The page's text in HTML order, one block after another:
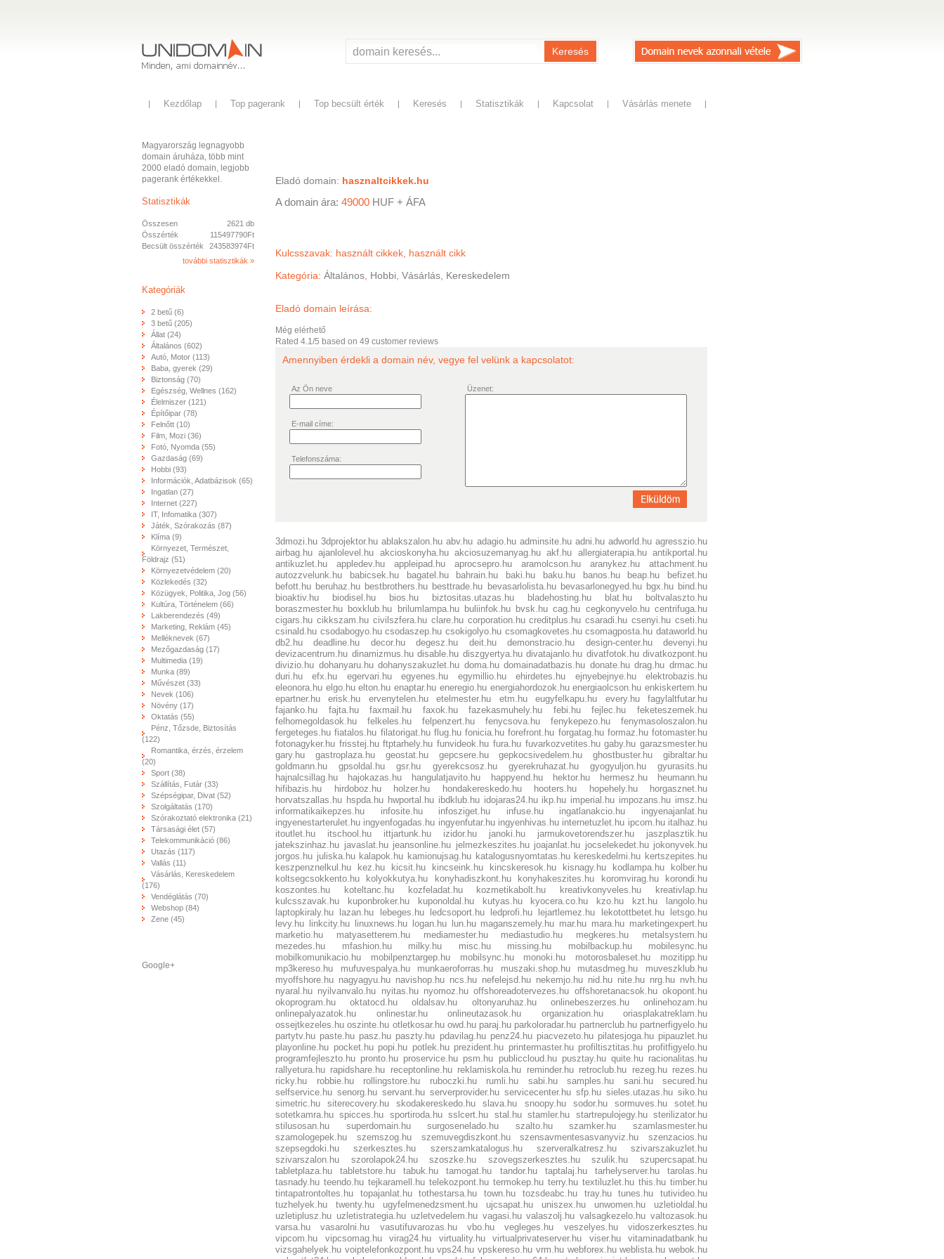
Keresés
Kezdőlap Top pagerank Top becsült érték Keresés Statisztikák Kapcsolat Vásárlás menete
Magyarország legnagyobb
domain áruháza, több mint
2000 eladó domain, legjobb
pagerank értékekkel.
Statisztikák
Összesen
2621 db
Összérték
115497790Ft
Becsült összérték
243583974Ft
további statisztikák »
Kategóriák
2 betű (6)
3 betű (205)
Állat (24)
Általános (602)
Autó, Motor (113)
Baba, gyerek (29)
Biztonság (70)
Egészség, Wellnes (162)
Élelmiszer (121)
Építőipar (78)
Felnőtt (10)
Film, Mozi (36)
Fotó, Nyomda (55)
Gazdaság (69)
Hobbi (93)
Információk, Adatbázisok (65)
Ingatlan (27)
Internet (227)
IT, Infomatika (307)
Játék, Szórakozás (87)
Klíma (9)
Környezet, Természet,
Földrajz (51)
Környezetvédelem (20)
Közlekedés (32)
Közügyek, Politika, Jog (56)
Kultúra, Történelem (66)
Lakberendezés (49)
Marketing, Reklám (45)
Melléknevek (67)
Mezőgazdaság (17)
Multimedia (19)
Munka (89)
Művészet (33)
Nevek (106)
Növény (17)
Oktatás (55)
Pénz, Tőzsde, Biztosítás
(122)
Romantika, érzés, érzelem
(20)
Sport (38)
Szállítás, Futár (33)
Szépségipar, Divat (52)
Szolgáltatás (170)
Szórakoztató elektronika (21)
Társasági élet (57)
Telekommunikáció (86)
Utazás (117)
Vallás (11)
Vásárlás, Kereskedelem
(176)
Vendéglátás (70)
Webshop (84)
Zene (45)
Google+
Eladó domain: hasznaltcikkek.hu
A domain ára: 49000 HUF + ÁFA
Kulcsszavak: használt cikkek, használt cikk
Kategória: Általános Hobbi Vásárlás, Kereskedelem
Eladó domain leírása:
Még elérhető
Rated 4.1/5 based on 49 customer reviews
Amennyiben érdekli a domain név, vegye fel velünk a kapcsolatot:
Az Ön neve
E-mail címe:
Telefonszáma:
Üzenet:
3dmozi.hu 3dprojektor.hu ablakszalon.hu abv.hu adagio.hu adminsite.hu adni.hu adworld.hu agresszio.hu
airbag.hu ajanlolevel.hu akcioskonyha.hu akciosuzemanyag.hu akf.hu allergiaterapia.hu antikportal.hu
antikuzlet.hu
appledev.hu appleipad.hu aprocsepro.hu aramolcson.hu aranykez.hu
attachment.hu
autozzvelunk.hu
babicsek.hu bagatel.hu bahrain.hu baki.hu baku.hu banos.hu beap.hu
befizet.hu
befott.hu beruhaz.hu bestbrothers.hu besttrade.hu bevasarlolista.hu bevasarlonegyed.hu bgx.hu bind.hu
bioaktiv.hu
biodisel.hu bios.hu biztositas.utazas.hu bladehosting.hu blat.hu
boltvalaszto.hu
boraszmester.hu boxklub.hu brilumlampa.hu buliinfok.hu bvsk.hu cag.hu cegkonyvelo.hu centrifuga.hu
cigars.hu cikkszam.hu civilszfera.hu clare.hu corporation.hu creditplus.hu csaradi.hu csenyi.hu cseti.hu
csinald.hu csodabogyo.hu csodaszep.hu csokigolyo.hu csomagkovetes.hu csomagposta.hu dataworld.hu
db2.hu
deadline.hu decor.hu degesz.hu deit.hu demonstracio.hu design-center.hu
devenyi.hu
devizacentrum.hu dinamizmus.hu disable.hu diszgyertya.hu divatajanlo.hu divatfotok.hu divatkozpont.hu
divizio.hu dohanyaru.hu dohanyszakuzlet.hu doma.hu domainadatbazis.hu donate.hu drag.hu drmac.hu
duri.hu
efx.hu egervari.hu egyenes.hu egymillio.hu ehirdetes.hu ejnyebejnye.hu
elektrobazis.hu
eleonora.hu elgo.hu elton.hu enaptar.hu eneregio.hu energiahordozok.hu energiaolcson.hu enkiskertem.hu
epartner.hu
erisk.hu ervenytelen.hu etelmester.hu etm.hu eugyfelkapu.hu every.hu
fagylaltfutar.hu
fajanko.hu
fajta.hu faxmail.hu faxok.hu fazekasmuhely.hu febi.hu fejlec.hu
feketeszemek.hu
felhomegoldasok.hu
felkeles.hu felpenzert.hu fenycsova.hu fenykepezo.hu
fenymasoloszalon.hu
fergeteges.hu fiatalos.hu filatorigat.hu flug.hu fonicia.hu forefront.hu forgatag.hu formaz.hu fotomaster.hu
fotonagyker.hu frisstej.hu ftptarhely.hu funvideok.hu fura.hu fuvarkozvetites.hu gaby.hu garazsmester.hu
gary.hu
gastroplaza.hu geostat.hu gepcsere.hu gepkocsivedelem.hu ghostbuster.hu
gibraltar.hu
goldmann.hu
gpsoldal.hu gsr.hu gyerekcsosz.hu gyerekruhazat.hu gyogyuljon.hu
gyurasits.hu
hajnalcsillag.hu
hajokazas.hu hangulatjavito.hu happyend.hu hektor.hu hermesz.hu
heumann.hu
hifibazis.hu
hirdoboz.hu holzer.hu hondakereskedo.hu hooters.hu hopehely.hu
horgasznet.hu
horvatszallas.hu hspda.hu hwportal.hu ibdklub.hu idojaras24.hu ikp.hu imperial.hu impozans.hu imsz.hu
informatikaikepzes.hu
infosite.hu infosziget.hu infuse.hu ingatlanakcio.hu
ingyenajanlat.hu
ingyenestarterulet.hu ingyenfogadas.hu ingyenfutar.hu ingyenhivas.hu internetuzlet.hu ipcom.hu italhaz.hu
itoutlet.hu
itschool.hu ittjartunk.hu izidor.hu janoki.hu jarmukovetorendszer.hu
jaszplasztik.hu
jatekszinhaz.hu javaslat.hu jeansonline.hu jelmezkeszites.hu joajanlat.hu jocselekedet.hu jokonyvek.hu
jorgos.hu juliska.hu kalapok.hu kamionujsag.hu katalogusnyomtatas.hu kereskedelmi.hu kertszepites.hu
keszpenznelkul.hu
kez.hu kicsit.hu kincseink.hu kincskeresok.hu kisnagy.hu kodlampa.hu
kolber.hu
koltsegcsokkento.hu
kolyokkutya.hu konyhadiszkont.hu konyhakeszites.hu koromvirag.hu
korondi.hu
koszontes.hu
koteltanc.hu kozfeladat.hu kozmetikabolt.hu kreativkonyveles.hu
kreativlap.hu
kulcsszavak.hu
kuponbroker.hu kuponoldal.hu kutyas.hu kyocera.co.hu kzo.hu kzt.hu
langolo.hu
laptopkiraly.hu
lazan.hu lebeges.hu ledcsoport.hu ledprofi.hu lejartlemez.hu lekotottbetet.hu
letsgo.hu
levy.hu
linkcity.hu linuxnews.hu logan.hu lun.hu maganszemely.hu mar.hu mara.hu marketingexpert.hu
marketio.hu
matyasetterem.hu mediamester.hu mediastudio.hu megkeres.hu
metalsystem.hu
mezedes.hu
mfashion.hu milky.hu misc.hu missing.hu mobilbackup.hu
mobilesync.hu
mobilkomunikacio.hu
mobilpenztargep.hu mobilsync.hu monoki.hu motorosbaleset.hu
mozitipp.hu
mp3kereso.hu
mufuvespalya.hu munkaeroforras.hu muszaki.shop.hu mutasdmeg.hu
muveszklub.hu
myoffshore.hu nagyagyu.hu navishop.hu ncs.hu nefelejsd.hu nekemjo.hu nid.hu nite.hu nrg.hu nvh.hu
nyaral.hu nyilvanvalo.hu nyitas.hu nyomoz.hu offshoreadotervezes.hu offshoretanacsok.hu okopont.hu
okoprogram.hu
oktatocd.hu oldalsav.hu oltonyaruhaz.hu onlinebeszerzes.hu
onlinehozam.hu
onlinepalyazatok.hu
onlinestar.hu onlineutazasok.hu organization.hu
oriasplakatreklam.hu
ossejtkezeles.hu oszinte.hu otletkosar.hu owd.hu paraj.hu parkoloradar.hu partnerclub.hu partnerfigyelo.hu
partytv.hu paste.hu pasz.hu paszty.hu pdavilag.hu penz24.hu piacvezeto.hu pilatesjoga.hu pipauzlet.hu
playonline.hu pocket.hu popi.hu potlek.hu prezident.hu printermaster.hu profiltisztitas.hu profitfigyelo.hu
programfejleszto.hu pronto.hu proservice.hu psm.hu publiccloud.hu pusztay.hu quite.hu racionalitas.hu
rallyetura.hu rapidshare.hu receptonline.hu reklamiskola.hu reminder.hu retroclub.hu rezeg.hu rezes.hu
ricky.hu
robbie.hu rollingstore.hu ruboczki.hu rumli.hu sabi.hu samples.hu sani.hu
secured.hu
selfservice.hu senorg.hu servant.hu serverprovider.hu servicecenter.hu sfp.hu sieles.utazas.hu siko.hu
simetric.hu
siterecovery.hu skodakereskedo.hu slava.hu snoopy.hu sodor.hu sormuves.hu
sotet.hu
sotetkamra.hu spicces.hu sportiroda.hu sslcert.hu stal.hu stamler.hu startrepulojegy.hu sterilizator.hu
stilusosan.hu
superdomain.hu surgosenelado.hu szalto.hu szamker.hu
szamlasmester.hu
szamologepek.hu
szemszog.hu szemuvegdiszkont.hu szensavmentesasvanyviz.hu
szenzacios.hu
szepsegdoki.hu
szerkesztes.hu szerszamkatalogus.hu szerveralkatresz.hu
szivarszakuzlet.hu
szivarszalon.hu
szorolapok24.hu szoszke.hu szovegszerkesztes.hu szulik.hu
szupercsapat.hu
tabletplaza.hu
tabletstore.hu tabuk.hu tamogat.hu tandor.hu taptalaj.hu tarhelyserver.hu
tarolas.hu
tasnady.hu teendo.hu tejkaramell.hu telekozpont.hu termokep.hu terry.hu textiluzlet.hu this.hu timber.hu
tintapatrontoltes.hu
topajanlat.hu tothestarsa.hu town.hu tozsdeabc.hu tray.hu tunes.hu
tutivideo.hu
tuzhelyek.hu
twenty.hu ugyfelmenedzsment.hu ujcsapat.hu uniszex.hu unwomen.hu
uzletioldal.hu
uzletiplusz.hu uzletistrategia.hu uzletvedelem.hu vagasi.hu valaszolj.hu valsagkezelo.hu valtozasok.hu
varsa.hu
vasarolni.hu vasutifuvarozas.hu vbo.hu vegleges.hu veszelyes.hu
vidoszerkesztes.hu
vipcom.hu
vipcsomag.hu virag24.hu virtuality.hu virtualprivateserver.hu viser.hu
vitaminadatbank.hu
vizsgahelyek.hu voiptelefonkozpont.hu vps24.hu vpskereso.hu vrm.hu webforex.hu weblista.hu webok.hu